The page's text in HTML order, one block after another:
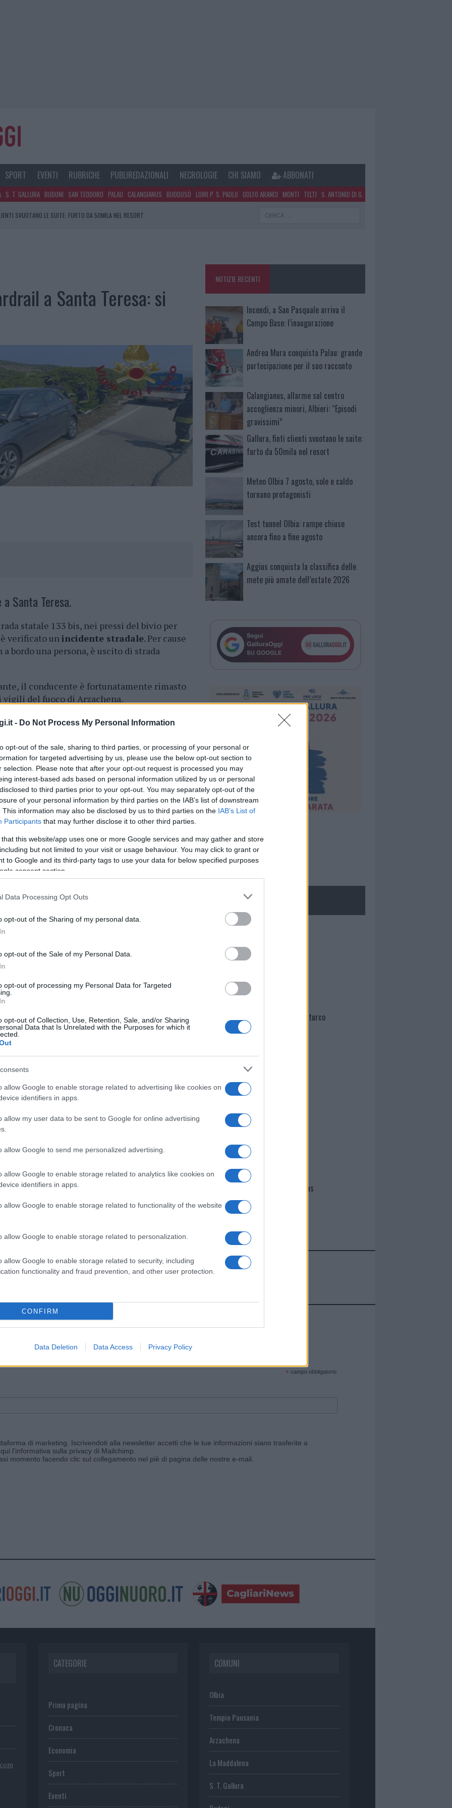
- Do Not Process My Personal Information
opt-out of the sale, sharing to third parties, or processing of your personal or
for targeted advertising by us, please use the below opt-out section to
selection. Please note that after your opt-out request is processed you may
interest-based ads based on personal information utilized by us or personal
to third parties prior to your opt-out. You may separately opt-out of the
of your personal information by third parties on the IAB’s list of downstream
This information may also be disclosed by us to third parties on the IAB’s List of
Participants that may further disclose it to other third parties.
that this website/app uses one or more Google services and may gather and store
but not limited to your visit or usage behaviour. You may click to grant or
to Google and its third-party tags to use your data for below specified purposes
consent section.
Data Processing Opt Outs
opt-out of the Sharing of my personal data.
opt-out of the Sale of my Personal Data.
opt-out of processing my Personal Data for Targeted
opt-out of Collection, Use, Retention, Sale, and/or Sharing
Data that Is Unrelated with the Purposes for which it
allow Google to enable storage related to advertising like cookies on
identifiers in apps.
allow my user data to be sent to Google for online advertising
allow Google to send me personalized advertising.
allow Google to enable storage related to analytics like cookies on
identifiers in apps.
allow Google to enable storage related to functionality of the website
allow Google to enable storage related to personalization.
allow Google to enable storage related to security, including
functionality and fraud prevention, and other user protection.
CONFIRM
Data Deletion Data Access Privacy Policy
SPORT EVENTI RUBRICHE PUBLIREDAZIONALI NECROLOGIE CHI SIAMO ABBONATI
S. T. GALLURA BUDONI SAN TEODORO PALAU CALANGIANUS BUDDUSÒ LOIRI P. S. PAOLO GOLFO ARANCI MONTI TELTI S. ANTONIO DI G.
SVUOTANO LE SUITE: FURTO DA 50MILA NEL RESORT
a Santa Teresa: si
Santa Teresa.
statale 133 bis, nei pressi del bivio per
è verificato unincidente stradale. Per cause
bordo una persona, è uscito di strada
il conducente è fortunatamente rimasto
del fuoco di Arzachena.
per oltre un’ora per mettere in
garantendo così la ripresa della
intervenuti anche il personale del 118, i
Teresa di Gallura e gli operatori dell’Anas
traffico.
cliccando qui
nella sezione
Teresa
NOTIZIE RECENTI
Incendi, a San Pasquale arriva il
Campo Base: l’inaugurazione
Andrea Mura conquista Palau: grande
partecipazione per il suo racconto
Calangianus, allarme sul centro
accoglienza minori, Albieri: “Episodi
gravissimi”
Gallura, finti clienti svuotano le suite:
furto da 50mila nel resort
Meteo Olbia 7 agosto, sole e caldo
tornano protagonisti
Test tunnel Olbia: rampe chiuse
ancora fino a fine agosto
Aggius conquista la classifica delle
mete più amate dell’estate 2026
NECROLOGIE
Martina Agostina Diturco
I nostri cari
I nostri cari
Giovannimaria Cabras
Invia un Comunicato Stampa|Pubblicità|Segnala
e ricevi le nostre email periodiche contenenti le ultime notizie pubblicate sul sito web!
* campo obbligatorio
di marketing. Iscrivendoti alla newsletter accetti che le tue informazioni siano trasferite a
l'informativa sulla privacy di Mailchimp
momento facendo clic sul collegamento nel piè di pagina delle nostre e-mail.
CATEGORIE
Prima pagina
Cronaca
Economia
Sport
Eventi
COMUNI
Olbia
Tempio Pausania
Arzachena
La Maddalena
S. T. Gallura